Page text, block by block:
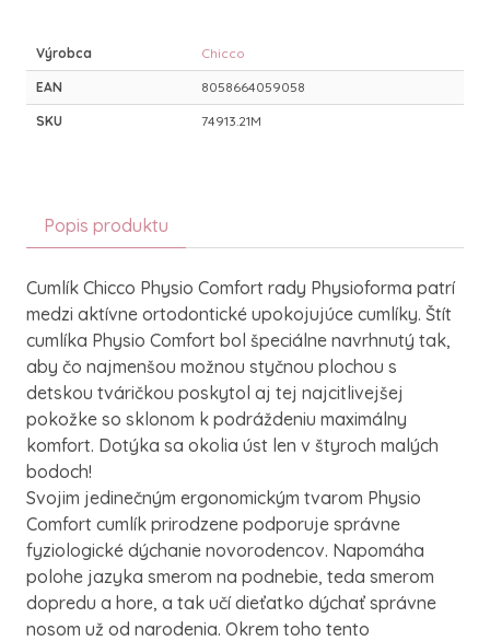
Výrobca Chicco
EAN 8058664059058
SKU 74913.21M
Popis produktu
Cumlík Chicco Physio Comfort rady Physioforma patrí
medzi aktívne ortodontické upokojujúce cumlíky. Štít
cumlíka Physio Comfort bol špeciálne navrhnutý tak,
aby čo najmenšou možnou styčnou plochou s
detskou tváričkou poskytol aj tej najcitlivejšej
pokožke so sklonom k podráždeniu maximálny
komfort. Dotýka sa okolia úst len v štyroch malých
bodoch!
Svojim jedinečným ergonomickým tvarom Physio
Comfort cumlík prirodzene podporuje správne
fyziologické dýchanie novorodencov. Napomáha
polohe jazyka smerom na podnebie, teda smerom
dopredu a hore, a tak učí dieťatko dýchať správne
nosom už od narodenia. Okrem toho tento